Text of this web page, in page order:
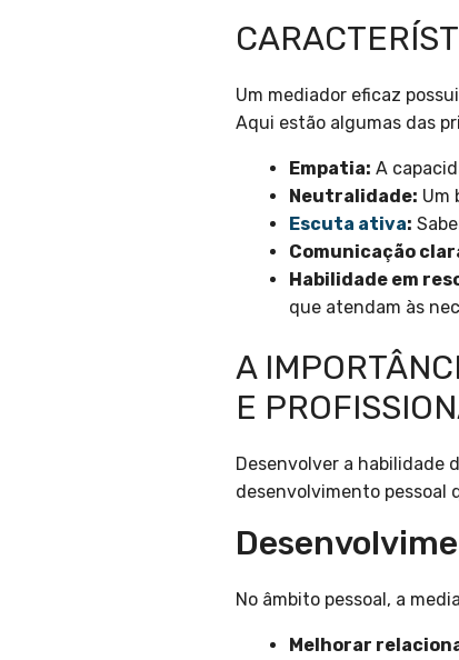
Um mediador eficaz
Aqui estão algumas das
Empatia: A
Neutralidade: Um
Escuta ativa:
Comunicação
Habilidade em
que atendam às
A
E
Desenvolver a habilidade
desenvolvimento pessoal
No âmbito pessoal, a
Melhorar